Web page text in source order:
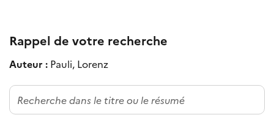
Rappel de votre recherche
Auteur : Pauli, Lorenz